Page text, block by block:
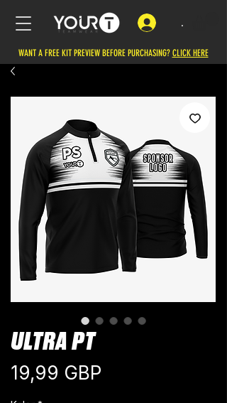
.
WANT A FREE KIT PREVIEW BEFORE PURCHASING? CLICK HERE
ULTRA PT
19,99 GBP